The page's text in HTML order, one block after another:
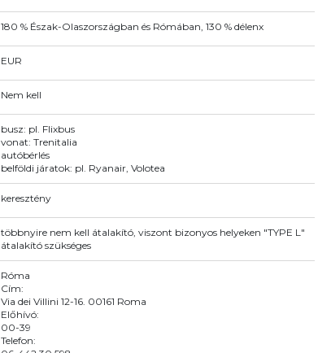
180 % Észak-Olaszországban és Rómában, 130 % délenx
EUR
Nem kell
busz: pl. Flixbus
vonat: Trenitalia
autóbérlés
belföldi járatok: pl. Ryanair, Volotea
keresztény
többnyire nem kell átalakító, viszont bizonyos helyeken "TYPE L"
átalakító szükséges
Róma
Cím:
Via dei Villini 12-16. 00161 Roma
Előhívó:
00-39
Telefon: